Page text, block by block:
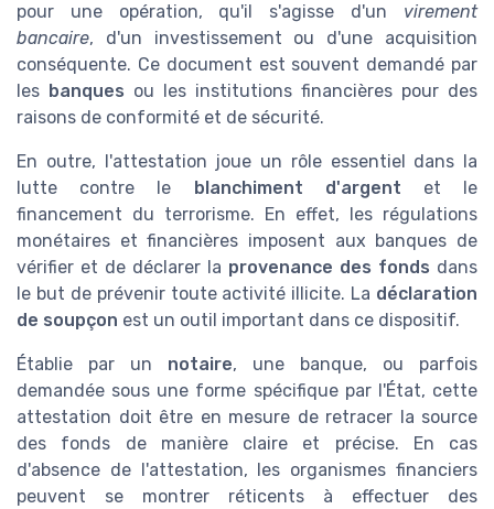
pour une opération, qu'il s'agisse d'un virement
bancaire, d'un investissement ou d'une acquisition
conséquente. Ce document est souvent demandé par
les banques ou les institutions financières pour des
raisons de conformité et de sécurité.
En outre, l'attestation joue un rôle essentiel dans la
lutte contre le blanchiment d'argent et le
financement du terrorisme. En effet, les régulations
monétaires et financières imposent aux banques de
vérifier et de déclarer la provenance des fonds dans
le but de prévenir toute activité illicite. La déclaration
de soupçon est un outil important dans ce dispositif.
Établie par un notaire, une banque, ou parfois
demandée sous une forme spécifique par l'État, cette
attestation doit être en mesure de retracer la source
des fonds de manière claire et précise. En cas
d'absence de l'attestation, les organismes financiers
peuvent se montrer réticents à effectuer des